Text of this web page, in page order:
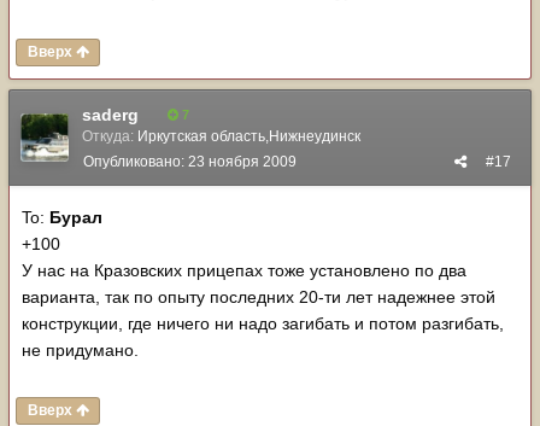
Вверх
saderg 7
Откуда: Иркутская область,Нижнеудинск
#17
Опубликовано: 23 ноября 2009
To: Бурал
+100
У нас на Кразовских прицепах тоже установлено по два
варианта, так по опыту последних 20-ти лет надежнее этой
конструкции, где ничего ни надо загибать и потом разгибать,
не придумано.
Вверх